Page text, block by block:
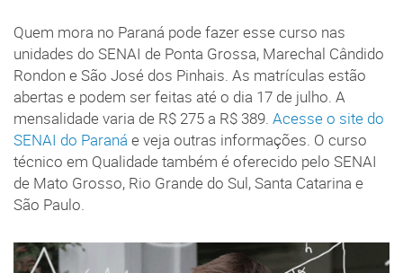
Quem mora no Paraná pode fazer esse curso nas
unidades do SENAI de Ponta Grossa, Marechal Cândido
Rondon e São José dos Pinhais. As matrículas estão
abertas e podem ser feitas até o dia 17 de julho. A
mensalidade varia de R$ 275 a R$ 389. Acesse o site do
SENAI do Paraná e veja outras informações. O curso
técnico em Qualidade também é oferecido pelo SENAI
de Mato Grosso, Rio Grande do Sul, Santa Catarina e
São Paulo.